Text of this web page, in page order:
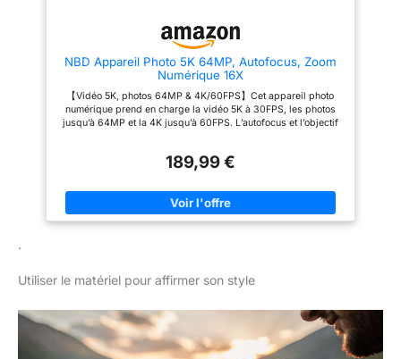
monuments, photos de groupe,
de voyage. L’objectif macro
permet de photographier de
près les fleurs, plats, bijoux,
créations artisanales et petits
produits. Le zoom numérique
16X offre une flexibilité
sujets plus éloignés. 【Micro
externe & modes créatifs pour
et la prise audio 3,5 mm rendent
l’appareil plus pratique pour les
vlogs, interviews, présentations
accessoire. Les fonctions
filtres permettent de créer
différents styles pour YouTube
et les réseaux sociaux. 【Kit
prêt à l’emploi avec 2 batteries
NBD Appareil Photo 5K 64MP, Autofocus, Zoom
Numérique 16X
【Vidéo 5K, photos 64MP & 4K/60FPS】Cet appareil photo
numérique prend en charge la vidéo 5K à 30FPS, les photos
jusqu’à 64MP et la 4K jusqu’à 60FPS. L’autofocus et l’objectif
quotidien. 【Écran 180° avec WiFi et aperçu via application】
les vlogs, les vidéos YouTube et les clips de voyage. La
connexion WiFi et l’application permettent la prise de vue, les
réglages, l’aperçu en temps réel et la lecture. 【Objectifs
petits objets et les textures. Le zoom numérique 16X rapproche
contenu】Le micro externe inclus et la prise audio 3,5 mm
rendent l’appareil plus pratique pour les vlogs, les vidéos de
voyage, les présentations de produits, les vidéos familiales et
les contenus pour réseaux sociaux. 【Kit complet prêt à
189,99 €
.
Utiliser le matériel pour affirmer son style